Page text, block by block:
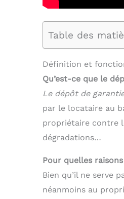
Table des
Définition et
Qu’est-ce que le
Le dépôt de
par le locataire au
propriétaire contre
dégradations…
Pour quelles
Bien qu’il ne serve
néanmoins au